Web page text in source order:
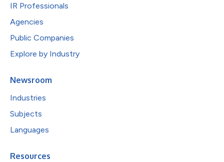
IR Professionals
Agencies
Public Companies
Explore by Industry
Newsroom
Industries
Subjects
Languages
Resources